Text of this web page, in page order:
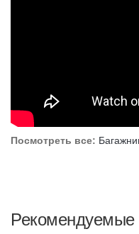
Посмотреть все:
Рекомендуемые